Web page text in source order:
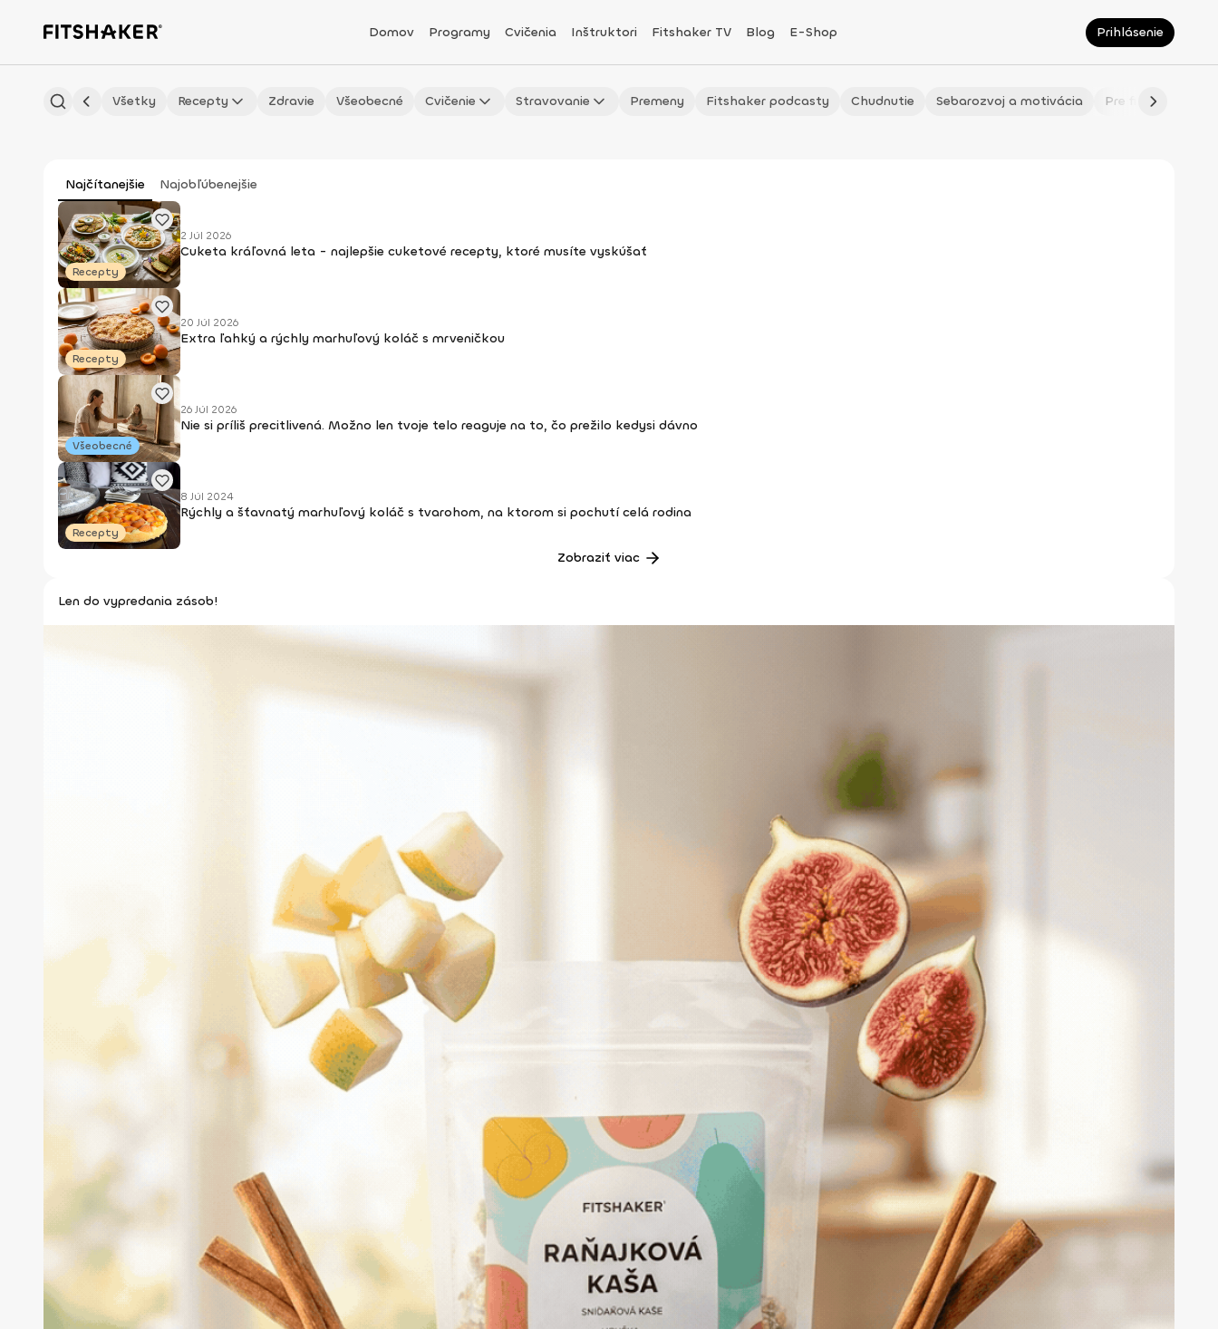
Domov Programy Cvičenia Inštruktori Fitshaker TV Blog E-Shop Prihlásenie
Všetky Recepty Zdravie Všeobecné Cvičenie Stravovanie Premeny Fitshaker podcasty Chudnutie Sebarozvoj a motivácia Pre fitmaminky
Najčítanejšie Najobľúbenejšie
Recepty
2 Júl 2026
Cuketa kráľovná leta - najlepšie cuketové recepty, ktoré musíte vyskúšať
Recepty
20 Júl 2026
Extra ľahký a rýchly marhuľový koláč s mrveničkou
Všeobecné
26 Júl 2026
Nie si príliš precitlivená. Možno len tvoje telo reaguje na to, čo prežilo kedysi dávno
Recepty
8 Júl 2024
Rýchly a šťavnatý marhuľový koláč s tvarohom, na ktorom si pochutí celá rodina
Zobraziť viac
Len do vypredania zásob!